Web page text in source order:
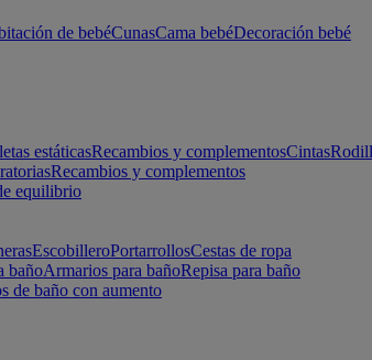
de bebéCunasCama bebéDecoración bebé
estáticasRecambios y complementosCintas
Recambios y complementos
equilibrio
EscobilleroPortarrollosCestas de ropa
bañoArmarios para bañoRepisa para baño
de baño con aumento